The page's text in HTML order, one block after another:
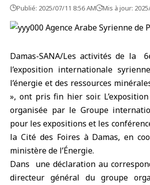
Publié: 2025/07/11 8:56 AM Mis à jour:
Damas-SANA/Les activités de la
l’exposition internationale
l’énergie et des ressources
», ont pris fin hier soir.
organisée par le Groupe
pour les expositions et les
la Cité des Foires à Damas, en
ministère de l’Énergie.
Dans une déclaration au
directeur général du groupe